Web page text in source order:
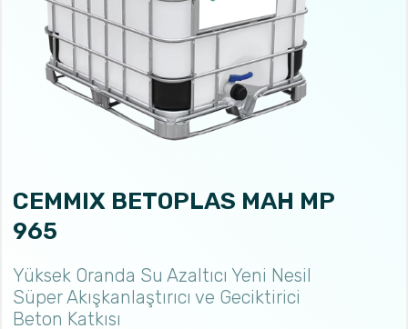
CEMMIX BETOPLAS MAH MP
965
Yüksek Oranda Su Azaltıcı Yeni Nesil
Süper Akışkanlaştırıcı ve Geciktirici
Beton Katkısı